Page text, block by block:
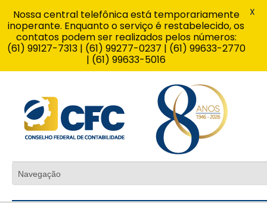
Nossa central telefônica está temporariamente
inoperante. Enquanto o serviço é restabelecido, os
contatos podem ser realizados pelos números:
(61) 99127-7313 | (61) 99277-0237 | (61) 99633-2770
| (61) 99633-5016
X